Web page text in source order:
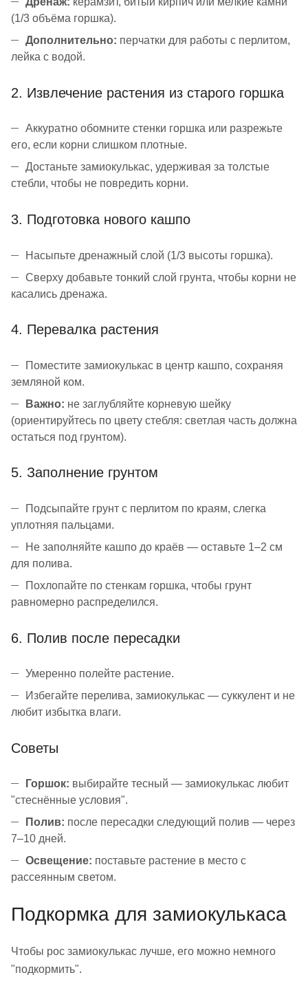
(1/3 объёма горшка).
Дополнительно: перчатки для работы с перлитом,
лейка с водой.
2. Извлечение растения из старого горшка
Аккуратно обомните стенки горшка или разрежьте
его, если корни слишком плотные.
Достаньте замиокулькас, удерживая за толстые
стебли, чтобы не повредить корни.
3. Подготовка нового кашпо
Насыпьте дренажный слой (1/3 высоты горшка).
Сверху добавьте тонкий слой грунта, чтобы корни не
касались дренажа.
4. Перевалка растения
Поместите замиокулькас в центр кашпо, сохраняя
земляной ком.
Важно: не заглубляйте корневую шейку
(ориентируйтесь по цвету стебля: светлая часть должна
остаться под грунтом).
5. Заполнение грунтом
Подсыпайте грунт с перлитом по краям, слегка
уплотняя пальцами.
Не заполняйте кашпо до краёв — оставьте 1–2 см
для полива.
Похлопайте по стенкам горшка, чтобы грунт
равномерно распределился.
6. Полив после пересадки
Умеренно полейте растение.
Избегайте перелива, замиокулькас — суккулент и не
любит избытка влаги.
Советы
Горшок: выбирайте тесный — замиокулькас любит
"стеснённые условия".
Полив: после пересадки следующий полив — через
7–10 дней.
Освещение: поставьте растение в место с
рассеянным светом.
Подкормка для замиокулькаса
Чтобы рос замиокулькас лучше, его можно немного
"подкормить".